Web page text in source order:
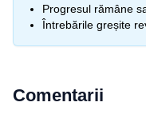
Progresul rămâne
Întrebările greșite
Comentarii